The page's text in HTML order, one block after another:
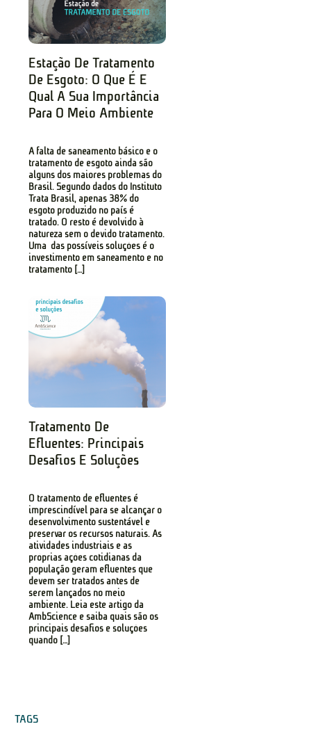
Estação De Tratamento
De Esgoto: O Que É E
Qual A Sua Importância
Para O Meio Ambiente
A falta de saneamento básico e o
tratamento de esgoto ainda são
alguns dos maiores problemas do
Brasil. Segundo dados do Instituto
Trata Brasil, apenas 38% do
esgoto produzido no país é
tratado. O resto é devolvido à
natureza sem o devido tratamento.
Uma das possíveis soluções é o
investimento em saneamento e no
tratamento […]
Tratamento De
Efluentes: Principais
Desafios E Soluções
O tratamento de efluentes é
imprescindível para se alcançar o
desenvolvimento sustentável e
preservar os recursos naturais. As
atividades industriais e as
próprias ações cotidianas da
população geram efluentes que
devem ser tratados antes de
serem lançados no meio
ambiente. Leia este artigo da
AmbScience e saiba quais são os
principais desafios e soluções
quando […]
TAGS